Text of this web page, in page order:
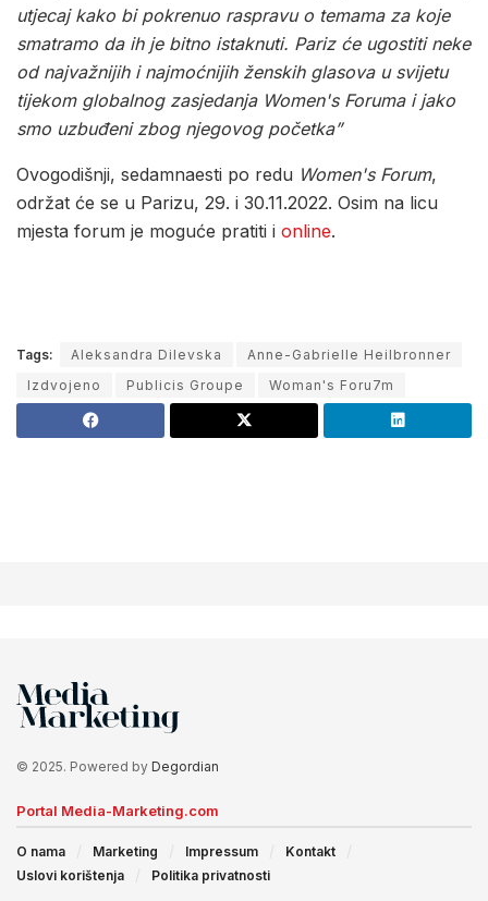
utjecaj kako bi pokrenuo raspravu o temama za koje
smatramo da ih je bitno istaknuti. Pariz će ugostiti neke
od najvažnijih i najmoćnijih ženskih glasova u svijetu
tijekom globalnog zasjedanja Women's Foruma i jako
smo uzbuđeni zbog njegovog početka”
Ovogodišnji, sedamnaesti po redu Women's Forum,
održat će se u Parizu, 29. i 30.11.2022. Osim na licu
mjesta forum je moguće pratiti i online.
Tags: Aleksandra Dilevska
Anne-Gabrielle Heilbronner
Izdvojeno
Publicis Groupe Woman's Foru7m
© 2025. Powered by Degordian
Portal Media-Marketing.com
O nama Marketing Impressum
Kontakt
Uslovi korištenja
Politika privatnosti